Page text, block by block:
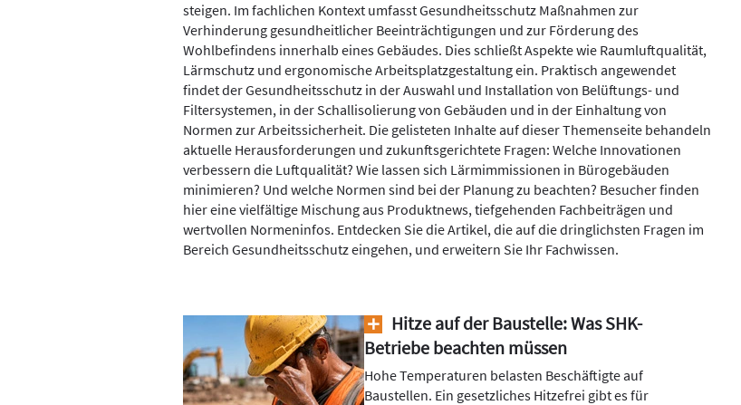
steigen. Im fachlichen Kontext umfasst Gesundheitsschutz Maßnahmen zur
Verhinderung gesundheitlicher Beeinträchtigungen und zur Förderung des
Wohlbefindens innerhalb eines Gebäudes. Dies schließt Aspekte wie Raumluftqualität,
Lärmschutz und ergonomische Arbeitsplatzgestaltung ein. Praktisch angewendet
findet der Gesundheitsschutz in der Auswahl und Installation von Belüftungs- und
Filtersystemen, in der Schallisolierung von Gebäuden und in der Einhaltung von
Normen zur Arbeitssicherheit. Die gelisteten Inhalte auf dieser Themenseite behandeln
aktuelle Herausforderungen und zukunftsgerichtete Fragen: Welche Innovationen
verbessern die Luftqualität? Wie lassen sich Lärmimmissionen in Bürogebäuden
minimieren? Und welche Normen sind bei der Planung zu beachten? Besucher finden
hier eine vielfältige Mischung aus Produktnews, tiefgehenden Fachbeiträgen und
wertvollen Normeninfos. Entdecken Sie die Artikel, die auf die dringlichsten Fragen im
Bereich Gesundheitsschutz eingehen, und erweitern Sie Ihr Fachwissen.
Hitze auf der Baustelle: Was SHK-
Betriebe beachten müssen
Hohe Temperaturen belasten Beschäftigte auf
Baustellen. Ein gesetzliches Hitzefrei gibt es für